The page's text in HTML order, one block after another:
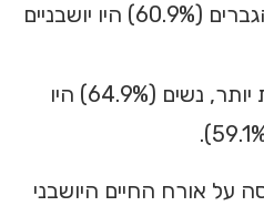
בקבוצת הגיל 35-54 הגברים (60.9%) היו יושבניים
ובקבוצת הגיל המבוגרת יותר, נשים (64.9%) היו
אורח החיים היושבני